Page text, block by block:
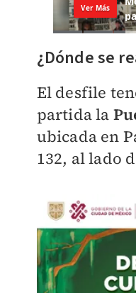
¿Dónde se
El desfile
partida la
ubicada en
132, al lado